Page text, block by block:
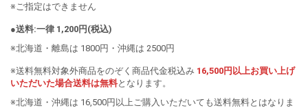
※ご指定はできません
●送料:一律 1,200円(税込)
※北海道・離島は 1800円・沖縄は 2500円
※送料無料対象外商品をのぞく商品代金税込み 16,500円以上お買い上げ
いただいた場合送料は無料となります。
※北海道・沖縄は 16,500円以上ご購入いただいても送料無料とはなりま